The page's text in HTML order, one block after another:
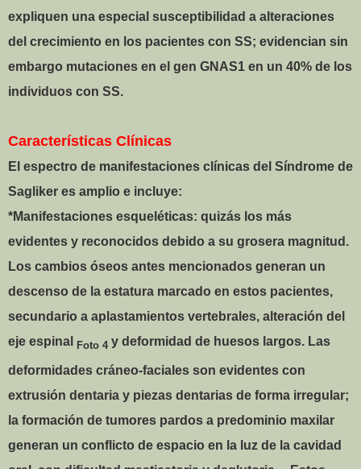
expliquen una especial susceptibilidad a alteraciones
del crecimiento en los pacientes con SS; evidencian sin
embargo mutaciones en el gen GNAS1 en un 40% de los
individuos con SS.
Características Clínicas
El espectro de manifestaciones clínicas del Síndrome de
Sagliker es amplio e incluye:
*Manifestaciones esqueléticas: quizás los más
evidentes y reconocidos debido a su grosera magnitud.
Los cambios óseos antes mencionados generan un
descenso de la estatura marcado en estos pacientes,
secundario a aplastamientos vertebrales, alteración del
eje espinal
Foto 4 y deformidad de huesos largos. Las
deformidades cráneo-faciales son evidentes con
extrusión dentaria y piezas dentarias de forma irregular;
la formación de tumores pardos a predominio maxilar
generan un conflicto de espacio en la luz de la cavidad